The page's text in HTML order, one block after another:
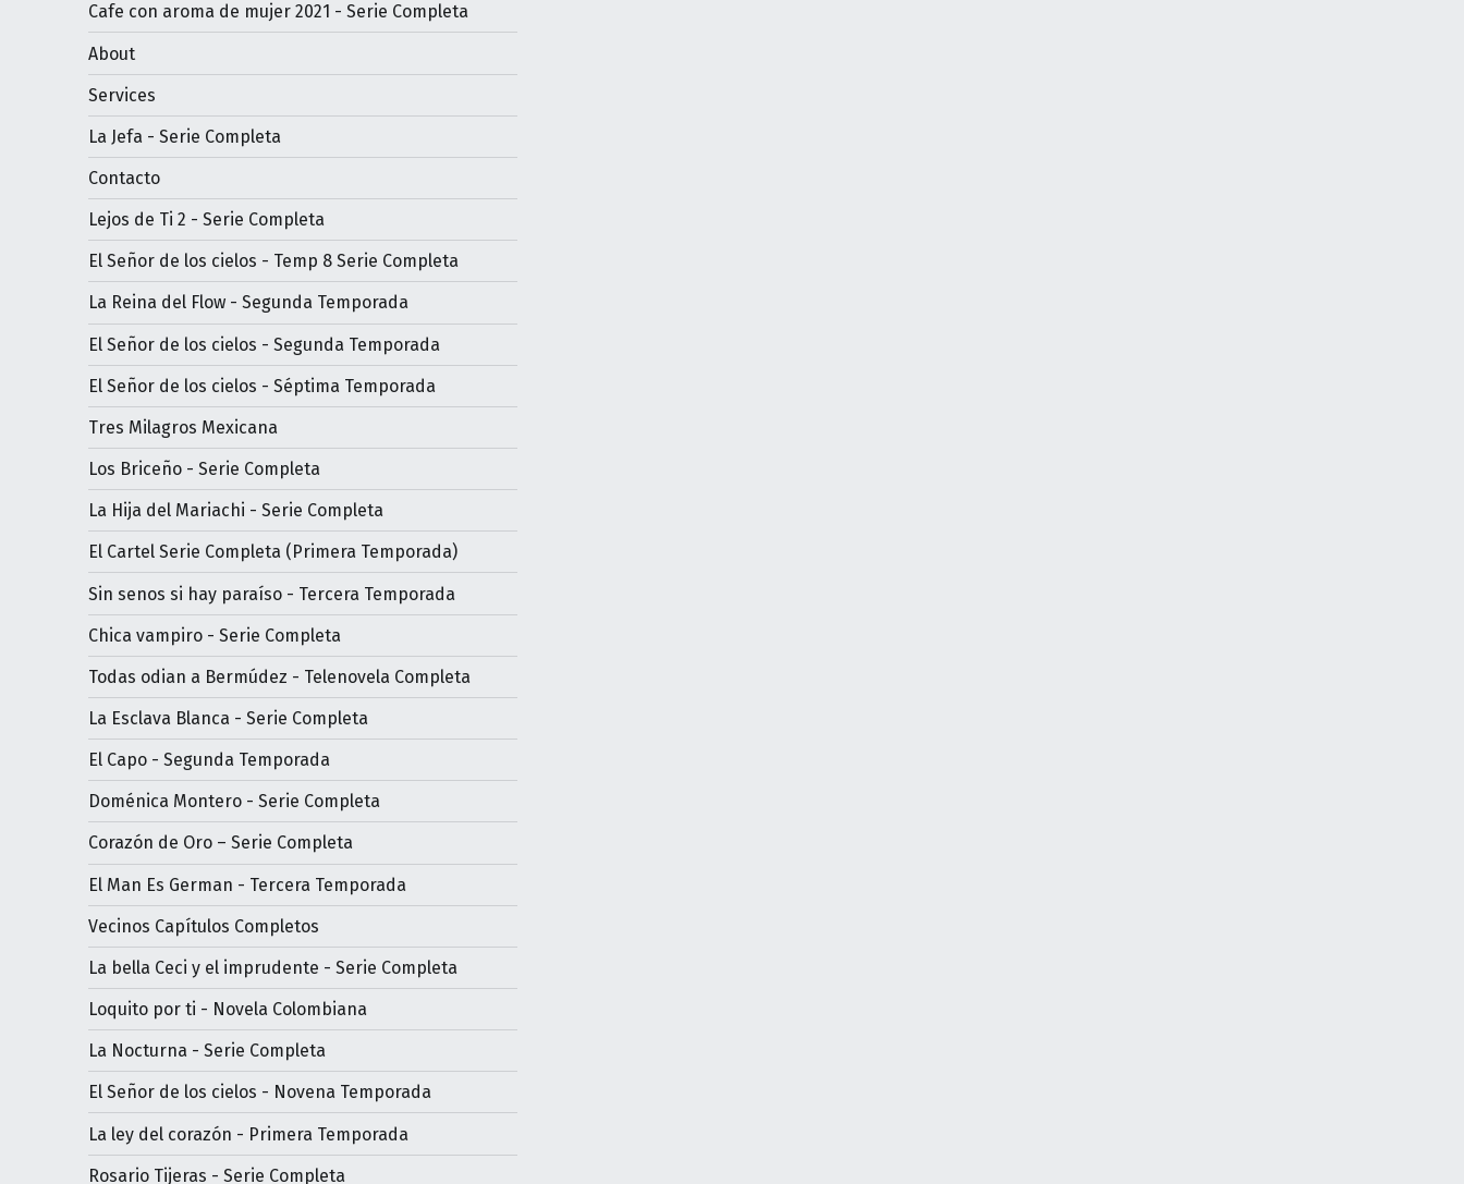
Cafe con aroma de mujer 2021 - Serie Completa
About
Services
La Jefa - Serie Completa
Contacto
Lejos de Ti 2 - Serie Completa
El Señor de los cielos - Temp 8 Serie Completa
La Reina del Flow - Segunda Temporada
El Señor de los cielos - Segunda Temporada
El Señor de los cielos - Séptima Temporada
Tres Milagros Mexicana
Los Briceño - Serie Completa
La Hija del Mariachi - Serie Completa
El Cartel Serie Completa (Primera Temporada)
Sin senos si hay paraíso - Tercera Temporada
Chica vampiro - Serie Completa
Todas odian a Bermúdez - Telenovela Completa
La Esclava Blanca - Serie Completa
El Capo - Segunda Temporada
Doménica Montero - Serie Completa
Corazón de Oro – Serie Completa
El Man Es German - Tercera Temporada
Vecinos Capítulos Completos
La bella Ceci y el imprudente - Serie Completa
Loquito por ti - Novela Colombiana
La Nocturna - Serie Completa
El Señor de los cielos - Novena Temporada
La ley del corazón - Primera Temporada
Rosario Tijeras - Serie Completa